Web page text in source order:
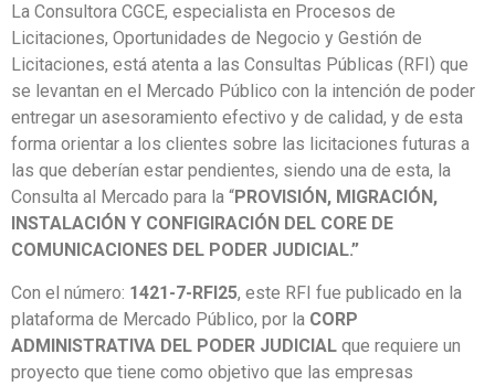
La Consultora CGCE, especialista en Procesos de
Licitaciones, Oportunidades de Negocio y Gestión de
Licitaciones, está atenta a las Consultas Públicas (RFI) que
se levantan en el Mercado Público con la intención de poder
entregar un asesoramiento efectivo y de calidad, y de esta
forma orientar a los clientes sobre las licitaciones futuras a
las que deberían estar pendientes, siendo una de esta, la
Consulta al Mercado para la “PROVISIÓN, MIGRACIÓN,
INSTALACIÓN Y CONFIGIRACIÓN DEL CORE DE
COMUNICACIONES DEL PODER JUDICIAL.”
Con el número: 1421-7-RFI25, este RFI fue publicado en la
plataforma de Mercado Público, por la CORP
ADMINISTRATIVA DEL PODER JUDICIAL que requiere un
proyecto que tiene como objetivo que las empresas